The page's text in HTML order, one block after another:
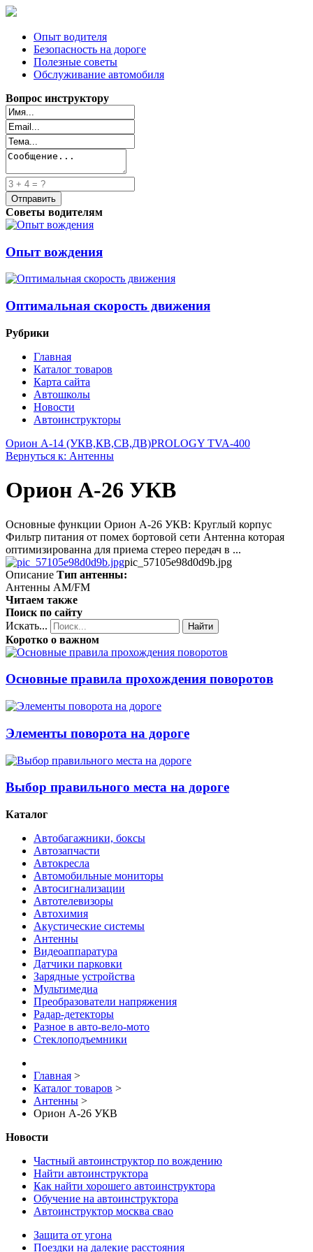
Опыт водителя
Безопасность на дороге
Полезные советы
Обслуживание автомобиля
Вопрос инструктору
Советы водителям
Опыт вождения
Оптимальная скорость движения
Рубрики
Главная
Каталог товаров
Карта сайта
Автошколы
Новости
Автоинструкторы
Орион А-14 (УКВ,КВ,СВ,ДВ)PROLOGY TVA-400
Вернуться к: Антенны
Орион А-26 УКВ
Основные функции Орион А-26 УКВ: Круглый корпус
Фильтр питания от помех бортовой сети Антенна которая
оптимизированна для приема стерео передач в ...
pic_57105e98d0d9b.jpg
Описание Тип антенны:
Антенны AM/FM
Читаем также
Поиск по сайту
Искать...
Найти
Коротко о важном
Основные правила прохождения поворотов
Элементы поворота на дороге
Выбор правильного места на дороге
Каталог
Автобагажники, боксы
Автозапчасти
Автокресла
Автомобильные мониторы
Автосигнализации
Автотелевизоры
Автохимия
Акустические системы
Антенны
Видеоаппаратура
Датчики парковки
Зарядные устройства
Мультимедиа
Преобразователи напряжения
Радар-детекторы
Разное в авто-вело-мото
Стеклоподъемники
Главная >
Каталог товаров >
Антенны >
Орион А-26 УКВ
Новости
Частный автоинструктор по вождению
Найти автоинструктора
Как найти хорошего автоинструктора
Обучение на автоинструктора
Автоинструктор москва свао
Защита от угона
Поездки на далекие расстояния